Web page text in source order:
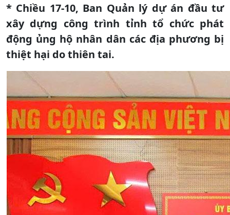
* Chiều 17-10, Ban Quản lý dự án đầu tư
xây dựng công trình tỉnh tổ chức phát
động ủng hộ nhân dân các địa phương bị
thiệt hại do thiên tai.